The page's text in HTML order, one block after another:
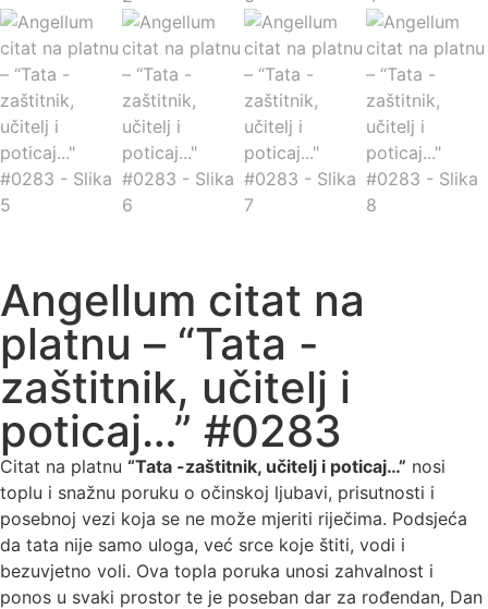
Angellum citat na
platnu – “Tata -
zaštitnik, učitelj i
poticaj…” #0283
Citat na platnu “Tata -zaštitnik, učitelj i poticaj…” nosi
toplu i snažnu poruku o očinskoj ljubavi, prisutnosti i
posebnoj vezi koja se ne može mjeriti riječima. Podsjeća
da tata nije samo uloga, već srce koje štiti, vodi i
bezuvjetno voli. Ova topla poruka unosi zahvalnost i
ponos u svaki prostor te je poseban dar za rođendan, Dan